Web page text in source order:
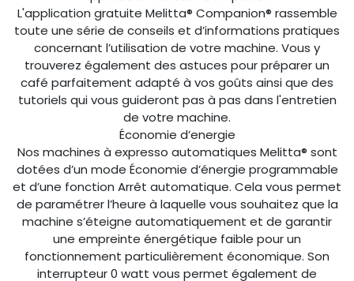
L'application gratuite Melitta® Companion® rassemble
toute une série de conseils et d’informations pratiques
concernant l’utilisation de votre machine. Vous y
trouverez également des astuces pour préparer un
café parfaitement adapté à vos goûts ainsi que des
tutoriels qui vous guideront pas à pas dans l'entretien
de votre machine.
Économie d’energie
Nos machines à expresso automatiques Melitta® sont
dotées d’un mode Économie d’énergie programmable
et d’une fonction Arrêt automatique. Cela vous permet
de paramétrer l’heure à laquelle vous souhaitez que la
machine s’éteigne automatiquement et de garantir
une empreinte énergétique faible pour un
fonctionnement particulièrement économique. Son
interrupteur 0 watt vous permet également de